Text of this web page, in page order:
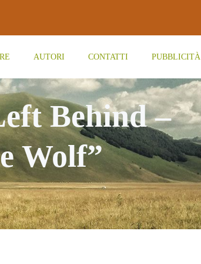
AUTORI CONTATTI PUBBLICITÀ
Behind –
Wolf”